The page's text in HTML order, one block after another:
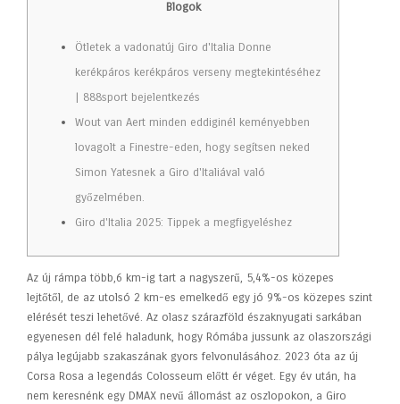
Blogok
Ötletek a vadonatúj Giro d'Italia Donne
kerékpáros kerékpáros verseny megtekintéséhez
| 888sport bejelentkezés
Wout van Aert minden eddiginél keményebben
lovagolt a Finestre-eden, hogy segítsen neked
Simon Yatesnek a Giro d'Italiával való
győzelmében.
Giro d'Italia 2025: Tippek a megfigyeléshez
Az új rámpa több,6 km-ig tart a nagyszerű, 5,4%-os közepes
lejtőtől, de az utolsó 2 km-es emelkedő egy jó 9%-os közepes szint
elérését teszi lehetővé. Az olasz szárazföld északnyugati sarkában
egyenesen dél felé haladunk, hogy Rómába jussunk az olaszországi
pálya legújabb szakaszának gyors felvonulásához. 2023 óta az új
Corsa Rosa a legendás Colosseum előtt ér véget. Egy év után, ha
nem keresnénk egy DMAX nevű állomást az oszlopokon, a Giro